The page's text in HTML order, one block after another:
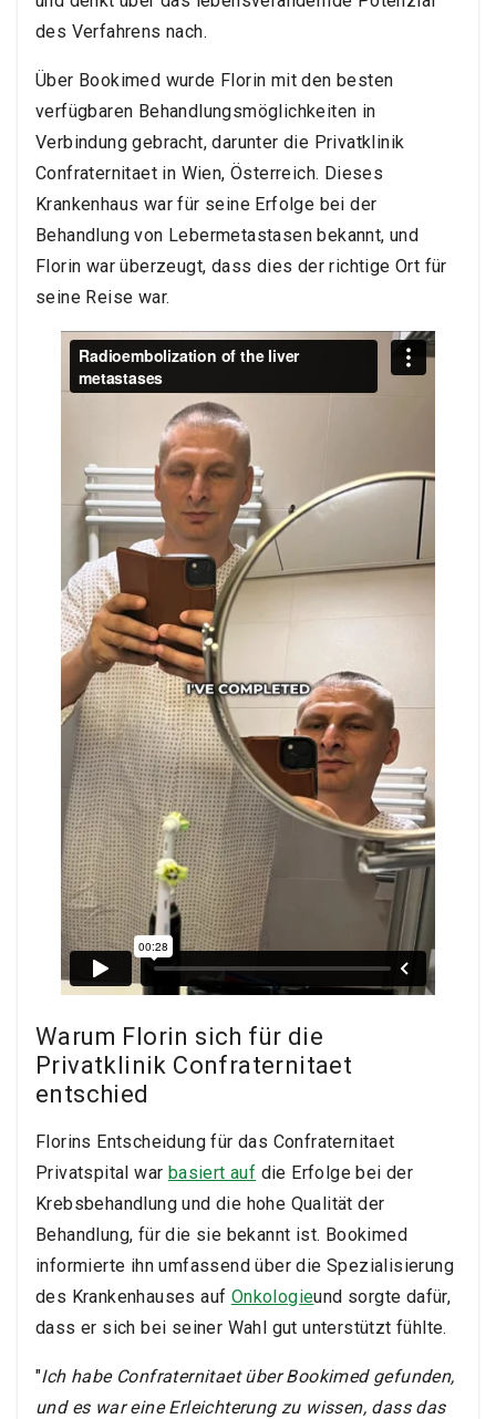
des Verfahrens nach.
Über Bookimed wurde Florin mit den besten
verfügbaren Behandlungsmöglichkeiten in
Verbindung gebracht, darunter die Privatklinik
Confraternitaet in Wien, Österreich. Dieses
Krankenhaus war für seine Erfolge bei der
Behandlung von Lebermetastasen bekannt, und
Florin war überzeugt, dass dies der richtige Ort für
seine Reise war.
Warum Florin sich für die
Privatklinik Confraternitaet
entschied
Florins Entscheidung für das Confraternitaet
Privatspital war basiert auf die Erfolge bei der
Krebsbehandlung und die hohe Qualität der
Behandlung, für die sie bekannt ist. Bookimed
informierte ihn umfassend über die Spezialisierung
des Krankenhauses auf Onkologieund sorgte dafür,
dass er sich bei seiner Wahl gut unterstützt fühlte.
"Ich habe Confraternitaet über Bookimed gefunden,
und es war eine Erleichterung zu wissen, dass das